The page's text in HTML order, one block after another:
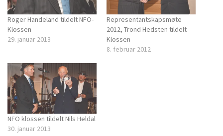
Roger Handeland tildelt NFO-
Klossen
29. januar 2013
Representantskapsmøte
2012, Trond Hedsten tildelt
Klossen
8. februar 2012
NFO klossen tildelt Nils Heldal
30. januar 2013